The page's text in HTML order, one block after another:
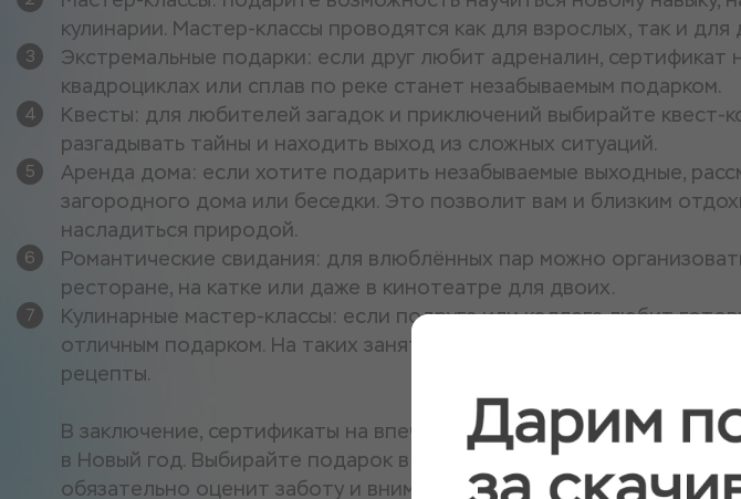
кулинарии. Мастер-классы проводятся как для взрослых, так и для
Экстремальные подарки: если друг любит адреналин,
квадроциклах или сплав по реке станет незабываемым подарком.
Квесты: для любителей загадок и приключений выбирайте квест-
разгадывать тайны и находить выход из сложных ситуаций.
Аренда дома: если хотите подарить незабываемые выходные,
загородного дома или беседки. Это позволит вам и близким
насладиться природой.
Романтические свидания: для влюблённых пар можно
ресторане, на катке или даже в кинотеатре для двоих.
Кулинарные мастер-классы: если подруга или коллега любит
отличным подарком. На таких занятиях можно научиться
рецепты.
В заключение, сертификаты на впечатления — это отличный
в Новый год. Выбирайте подарок в соответствии с интересами и
обязательно оценит заботу и внимание.